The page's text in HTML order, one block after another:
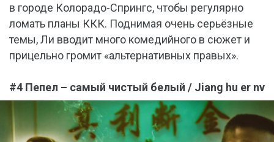
в городе Колорадо-Спрингс, чтобы регулярно
ломать планы ККК. Поднимая очень серьёзные
темы, Ли вводит много комедийного в сюжет и
прицельно громит «альтернативных правых».
#4 Пепел – самый чистый белый / Jiang hu er nv